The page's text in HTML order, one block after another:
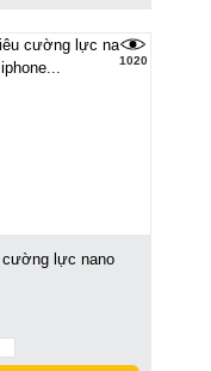
1020
cường lực nano